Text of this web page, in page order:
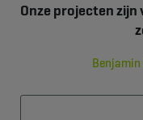
Onze projecten